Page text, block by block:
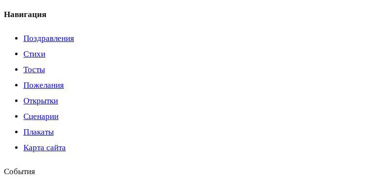
Навигация
Поздравления
Стихи
Тосты
Пожелания
Открытки
Сценарии
Плакаты
Карта сайта
События